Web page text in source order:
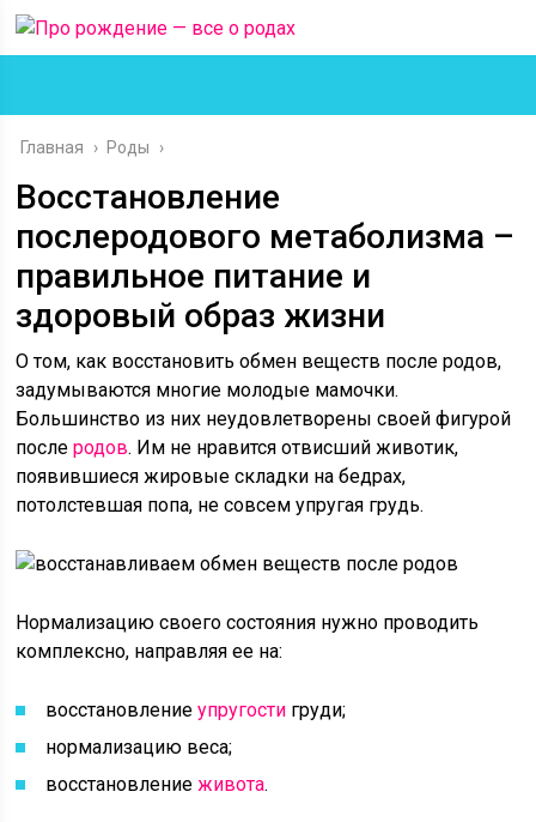
Главная › Роды ›
Восстановление
послеродового метаболизма –
правильное питание и
здоровый образ жизни
О том, как восстановить обмен веществ после родов,
задумываются многие молодые мамочки.
Большинство из них неудовлетворены своей фигурой
послеродов. Им не нравится отвисший животик,
появившиеся жировые складки на бедрах,
потолстевшая попа, не совсем упругая грудь.
Нормализацию своего состояния нужно проводить
комплексно, направляя ее на:
восстановлениеупругости груди;
нормализацию веса;
восстановлениеживота.